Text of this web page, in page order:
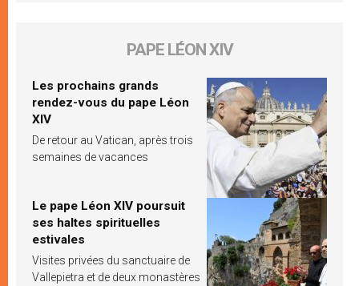
PAPE LÉON XIV
Les prochains grands
rendez-vous du pape Léon
XIV
De retour au Vatican, après trois
semaines de vacances
Le pape Léon XIV poursuit
ses haltes spirituelles
estivales
Visites privées du sanctuaire de
Vallepietra et de deux monastères